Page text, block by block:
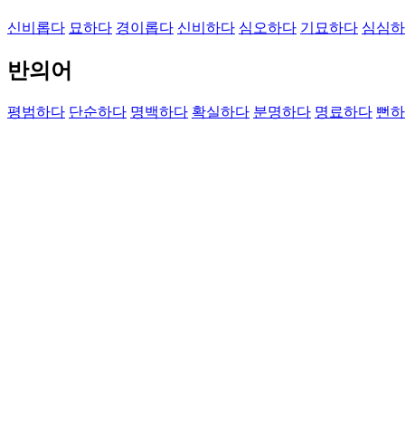
신비롭다 묘하다 경이롭다 신비하다 심오하다 기묘하다 심심
반의어
평범하다 단순하다 명백하다 확실하다 분명하다 명료하다 뻔